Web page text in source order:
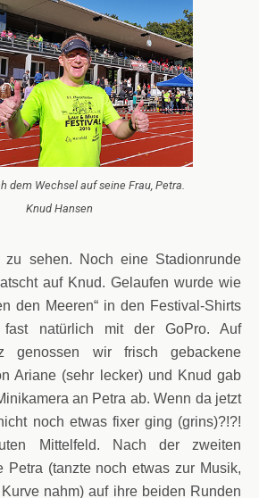
dem Wechsel auf seine Frau, Petra.
Knud Hansen
sehen. Noch eine Stadionrunde
auf Knud. Gelaufen wurde wie
den Meeren“ in den Festival-Shirts
natürlich mit der GoPro. Auf
genossen wir frisch gebackene
Ariane (sehr lecker) und Knud gab
an Petra ab. Wenn da jetzt
noch etwas fixer ging (grins)?!?!
Mittelfeld. Nach der zweiten
Petra (tanzte noch etwas zur Musik,
nahm) auf ihre beiden Runden